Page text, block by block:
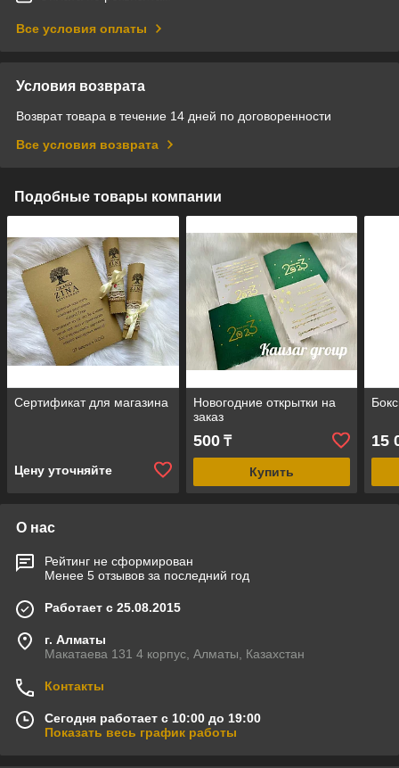
Все условия оплаты
Условия возврата
Возврат товара в течение 14 дней по договоренности
Все условия возврата
Подобные товары компании
Сертификат для магазина
Цену уточняйте
Новогодние открытки на
заказ
500₸
Купить
15
О нас
Рейтинг не сформирован
Менее 5 отзывов за последний год
Работает с 25.08.2015
г. Алматы
Макатаева 131 4 корпус, Алматы, Казахстан
Контакты
Сегодня работает с 10:00 до 19:00
Показать весь график работы